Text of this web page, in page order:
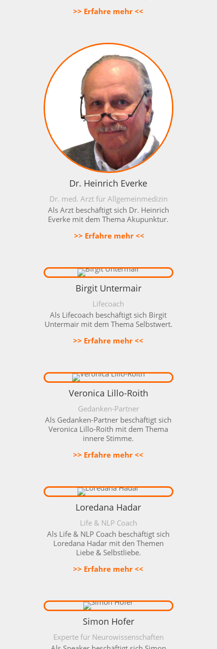
>> Erfahre mehr <<
Dr. Heinrich Everke
Dr. med. Arzt für Allgemeinmedizin
Als Arzt beschäftigt sich Dr. Heinrich
Everke mit dem Thema Akupunktur.
>> Erfahre mehr <<
Birgit Untermair
Lifecoach
Als Lifecoach beschäftigt sich Birgit
Untermair mit dem Thema Selbstwert.
>> Erfahre mehr <<
Veronica Lillo-Roith
Gedanken-Partner
Als Gedanken-Partner beschäftigt sich
Veronica Lillo-Roith mit dem Thema
innere Stimme.
>> Erfahre mehr <<
Loredana Hadar
Life & NLP Coach
Als Life & NLP Coach beschäftigt sich
Loredana Hadar mit den Themen
Liebe & Selbstliebe.
>> Erfahre mehr <<
Simon Hofer
Experte für Neurowissenschaften